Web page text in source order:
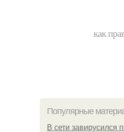
как
Популярные
В сети завирусился